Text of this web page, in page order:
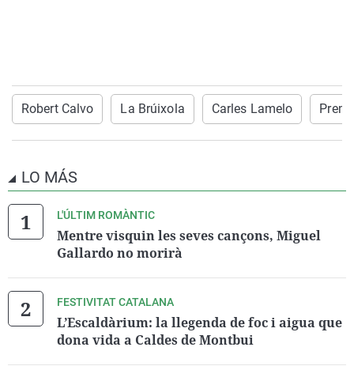
Robert Calvo La Brúixola Carles Lamelo
LO MÁS
L'ÚLTIM ROMÀNTIC
Mentre visquin les seves cançons, Miguel
Gallardo no morirà
FESTIVITAT CATALANA
L’Escaldàrium: la llegenda de foc i aigua que
dona vida a Caldes de Montbui